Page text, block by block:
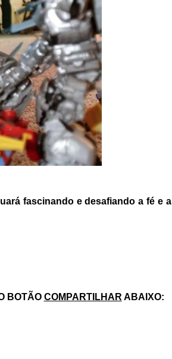
fascinando e desafiando a fé e a
BOTÃO COMPARTILHAR ABAIXO: